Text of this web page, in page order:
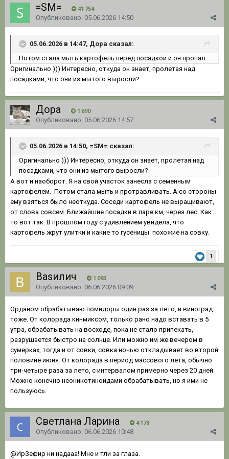
=SM= 41 754
Опубликовано: 05.06.2026 14:50
05.06.2026 в 14:47, Дора сказал:
Потом стала мыть картофель перед посадкой и он пропал.
Оригинально ))) Интересно, откуда он знает, пролетая над
посадками, что они из мытого выросли?
Дора 1 690
Опубликовано: 05.06.2026 14:57
05.06.2026 в 14:50, =SM= сказал:
Оригинально ))) Интересно, откуда он знает, пролетая над
посадками, что они из мытого выросли?
А вот и наоборот. Я на свой участок занесла с семенным
картофелем. Потом стала мыть и протравливать. А со стороны
ему взяться было неоткуда. Соседи картофель не выращивают,
от слова совсем. Ближайшие посадки в паре км, через лес. Как
то вот так. В прошлом году с удивлением увидела, что
картофель жрут улитки и какие то гусеницы похожие на совку.
1
Ваsилич 1 095
Опубликовано: 06.06.2026 09:09
Орданом обрабатываю помидоры один раз за лето, и виноград
тоже. От колорада кинмиксом, только рано надо вставать в 5
утра, обрабатывать на восходе, пока не стало припекать,
разрушается быстро на солнце. Или можно им же вечером в
сумерках, тогда и от совки, совка ночью откладывает во второй
половине июня. От колорада в период массового лёта, обычно
три-четыре раза за лето, с интервалом примерно через 20 дней.
Можно конечно неоникотиноидами обрабатывать, но я ими не
пользуюсь.
Светлана Ларина 4 173
Опубликовано: 06.06.2026 10:48
@ИрЗефир ни надааа! Мне и тли за глаза.